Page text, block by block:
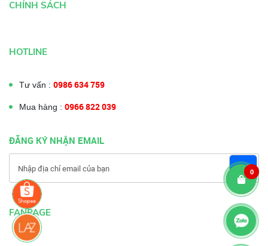
CHÍNH SÁCH
HOTLINE
Tư vấn : 0986 634 759
Mua hàng : 0966 822 039
ĐĂNG KÝ NHẬN EMAIL
FANPAGE
0